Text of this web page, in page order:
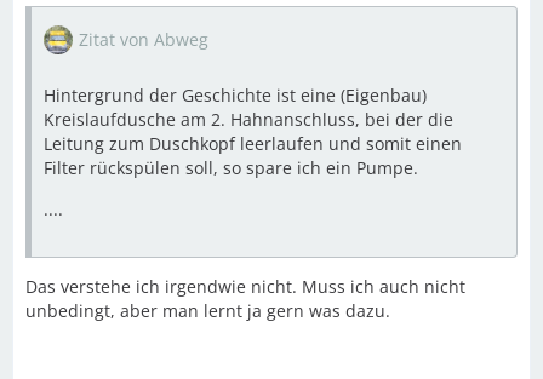
Zitat von Abweg
Hintergrund der Geschichte ist eine (Eigenbau)
Kreislaufdusche am 2. Hahnanschluss, bei der die
Leitung zum Duschkopf leerlaufen und somit einen
Filter rückspülen soll, so spare ich ein Pumpe.
....
Das verstehe ich irgendwie nicht. Muss ich auch nicht
unbedingt, aber man lernt ja gern was dazu.